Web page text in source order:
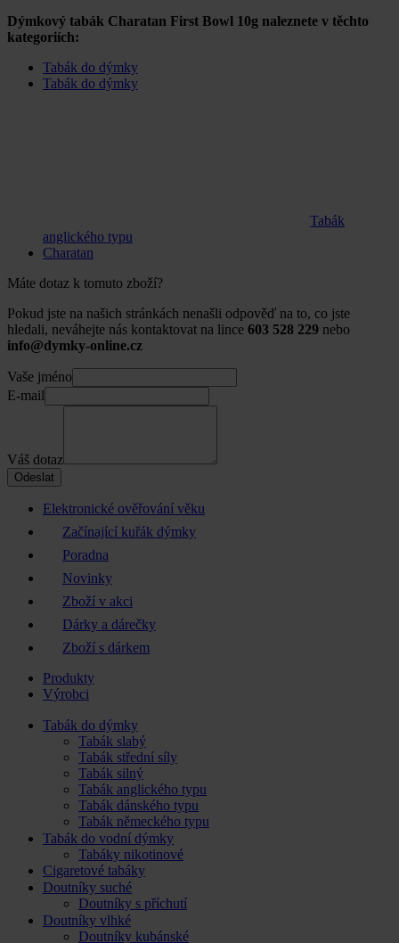
Dýmkový tabák Charatan First Bowl 10g naleznete v těchto
kategoriích:
Tabák do dýmky
Tabák do dýmky
Tabák
anglického typu
Charatan
Máte dotaz k tomuto zboží?
Pokud jste na našich stránkách nenašli odpověď na to, co jste
hledali, neváhejte nás kontaktovat na lince 603 528 229 nebo
info@dymky-online.cz
Vaše jméno
E-mail
Váš dotaz
Odeslat
Elektronické ověřování věku
Začínající kuřák dýmky
Poradna
Novinky
Zboží v akci
Dárky a dárečky
Zboží s dárkem
Produkty
Výrobci
Tabák do dýmky
Tabák slabý
Tabák střední síly
Tabák silný
Tabák anglického typu
Tabák dánského typu
Tabák německého typu
Tabák do vodní dýmky
Tabáky nikotinové
Cigaretové tabáky
Doutníky suché
Doutníky s příchutí
Doutníky vlhké
Doutníky kubánské